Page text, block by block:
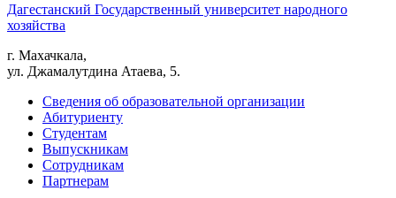
Дагестанский Государственный университет народного
хозяйства
г. Махачкала,
ул. Джамалутдина Атаева, 5.
Сведения об образовательной организации
Абитуриенту
Студентам
Выпускникам
Сотрудникам
Партнерам